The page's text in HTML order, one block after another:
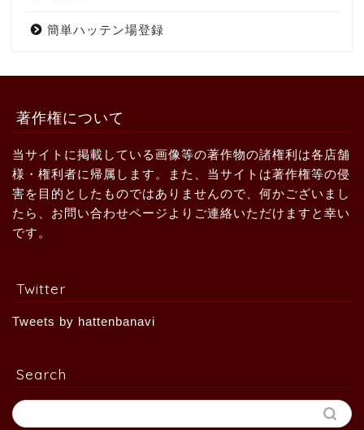
簡単ハッテン場登録
著作権について
当サイトに掲載している画像等の著作物の諸権利は各店舗
様・権利者に帰属します。また、当サイトは著作権等の侵
害を目的としたものではありませんので、何かございまし
たら、お問い合わせページよりご連絡いただけますと幸い
です。
Twitter
Tweets by hattenbanavi
Search